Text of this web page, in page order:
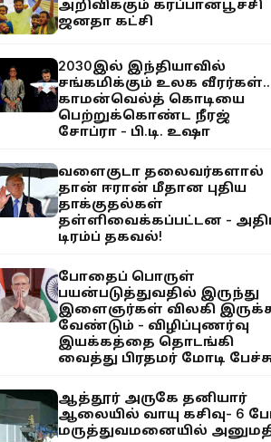
அறிவிக்கும் கரப்பான்பூச்சி
ஜனதா கட்சி
2030இல் இந்தியாவில்
சங்கமிக்கும் உலக வீரர்கள்..
காமன்வெல்த் கொடியை
பெற்றுக்கொண்ட நீரஜ்
சோப்ரா - பி.டி. உஷா
வளைகுடா தலைவர்களால்
தான் ஈரான் மீதான புதிய
தாக்குதல்கள்
தள்ளிவைக்கப்பட்டன -
டிரம்ப் தகவல்!
போதைப் பொருள்
பயன்படுத்துவதில் இருந்து
இளைஞர்கள் விலகி
வேண்டும் - விழிப்புணர்வு
இயக்கத்தை தொடங்கி
வைத்து பிரதமர் மோடி
ஆத்தூர் அருகே தனியார்
ஆலையில் வாயு கசிவு- 6
மருத்துவமனையில்